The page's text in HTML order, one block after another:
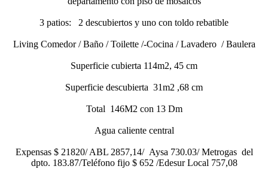
3 patios: 2 descubiertos y uno con toldo rebatible
Living Comedor / Baño / Toilette /-Cocina / Lavadero / Baulera
Superficie cubierta 114m2, 45 cm
Superficie descubierta 31m2 ,68 cm
Total 146M2 con 13 Dm
Agua caliente central
Expensas $ 21820/ ABL 2857,14/ Aysa 730.03/ Metrogas del
dpto. 183.87/Teléfono fijo $ 652 /Edesur Local 757,08